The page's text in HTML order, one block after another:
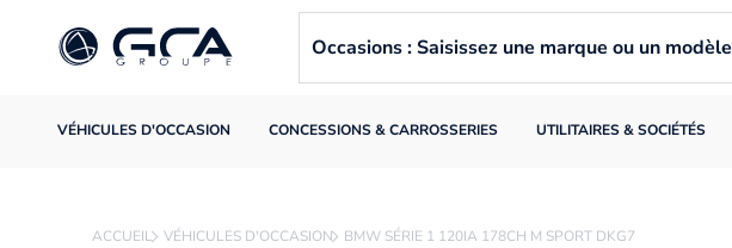
VÉHICULES D'OCCASION CONCESSIONS & CARROSSERIES UTILITAIRES & SOCIÉTÉS
Occasions : Saisissez une marque ou un modèle
ACCUEIL VÉHICULES D'OCCASION BMW SÉRIE 1 120IA 178CH M SPORT DKG7